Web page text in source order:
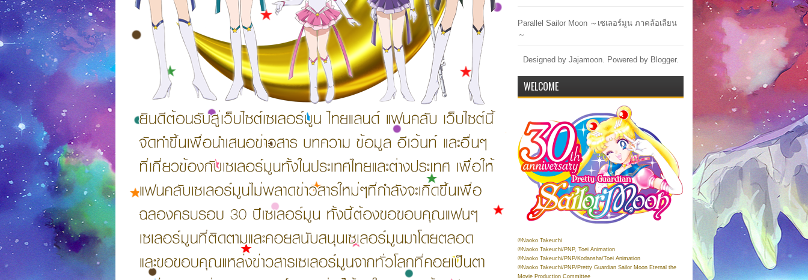
Parallel Sailor Moon ～เซเลอร์มูน ภาคล้อเลียน
～
Designed by Jajamoon. Powered by Blogger.
WELCOME
©Naoko Takeuchi
©Naoko Takeuchi/PNP, Toei Animation
©Naoko Takeuchi/PNP/Kodansha/Toei Animation
©Naoko Takeuchi/PNP/Pretty Guardian Sailor Moon Eternal the
Movie Production Committee